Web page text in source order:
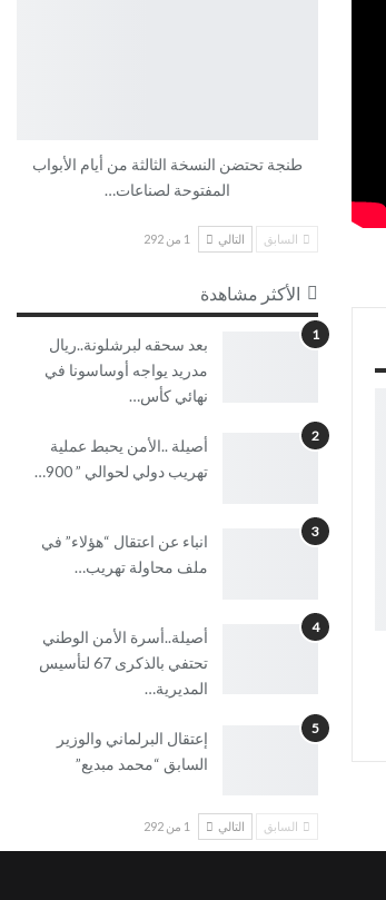
طنجة تحتضن النسخة الثالثة من أيام الأبواب
المفتوحة لصناعات…
السابق التالي 1 من 292
الأكثر مشاهدة
1
بعد سحقه لبرشلونة..ريال
مدريد يواجه أوساسونا في
نهائي كأس…
2
أصيلة ..الأمن يحبط عملية
تهريب دولي لحوالي ” 900…
3
انباء عن اعتقال “هؤلاء” في
ملف محاولة تهريب…
4
أصيلة..أسرة الأمن الوطني
تحتفي بالذكرى 67 لتأسيس
المديرية…
5
إعتقال البرلماني والوزير
السابق “محمد مبديع”
السابق التالي 1 من 292